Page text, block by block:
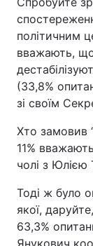
політичним
вважають,
(33,8%
зі своїм
Хто замовив
11%
чолі з
Тоді ж було
якої,
63,3%
Янукович